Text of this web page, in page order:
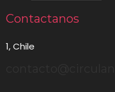
Contactanos
1, Chile